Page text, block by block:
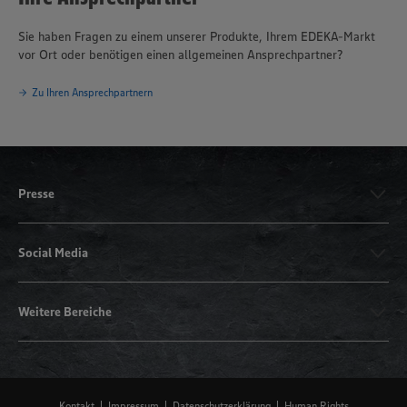
Sie haben Fragen zu einem unserer Produkte, Ihrem EDEKA-Markt
vor Ort oder benötigen einen allgemeinen Ansprechpartner?
Zu Ihren Ansprechpartnern
Presse
Social Media
Weitere Bereiche